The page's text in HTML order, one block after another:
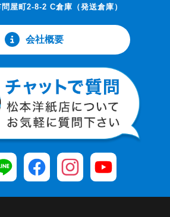
屋町2-8-2 C倉庫（発送倉庫）
会社概要